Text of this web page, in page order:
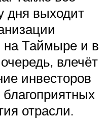
дня выходит
на Таймыре и в
влечёт
инвесторов
отрасли.